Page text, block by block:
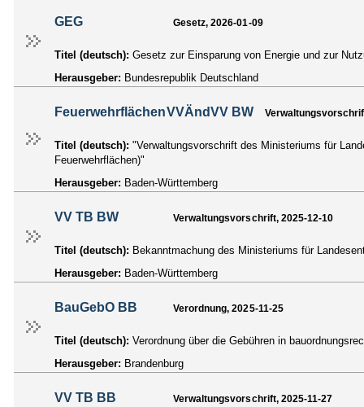
GEG Gesetz, 2026-01-09
Titel (deutsch): Gesetz zur Einsparung von Energie und zur
Herausgeber: Bundesrepublik Deutschland
FeuerwehrflächenVVÄndVV BW
Titel (deutsch): "Verwaltungsvorschrift des Ministeriums für
Feuerwehrflächen)"
Herausgeber: Baden-Württemberg
VV TB BW Verwaltungsvorschrift, 2025-12-10
Titel (deutsch): Bekanntmachung des Ministeriums für
Herausgeber: Baden-Württemberg
BauGebO BB Verordnung, 2025-11-25
Titel (deutsch): Verordnung über die Gebühren in
Herausgeber: Brandenburg
VV TB BB Verwaltungsvorschrift, 2025-11-27